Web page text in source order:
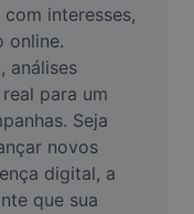
interesses,
online.
análises
para um
Seja
novos
digital, a
que sua